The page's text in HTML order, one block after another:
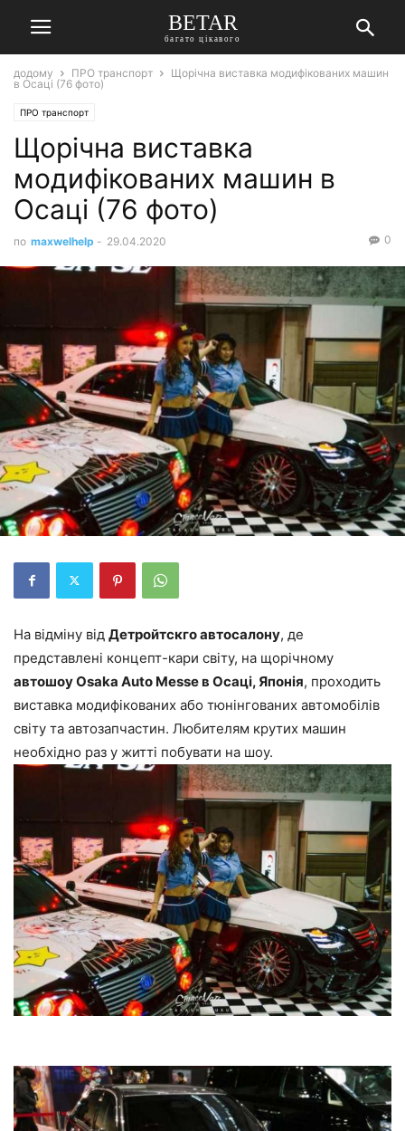
BETAR
багато цікавого
додому ПРО транспорт
Щорічна виставка модифікованих машин
в Осаці (76 фото)
ПРО транспорт
Щорічна виставка
модифікованих машин в
Осаці (76 фото)
по maxwelhelp - 29.04.2020 0
На відміну від Детройтскго автосалону, де
представлені концепт-кари світу, на щорічному
автошоу Osaka Auto Messe в Осаці, Японія, проходить
виставка модифікованих або тюнінгованих автомобілів
світу та автозапчастин. Любителям крутих машин
необхідно раз у житті побувати на шоу.